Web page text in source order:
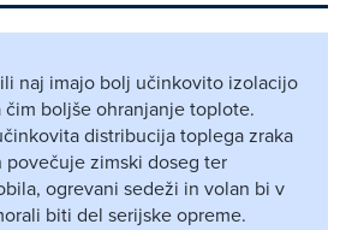
naj imajo bolj učinkovito izolacijo
boljše ohranjanje toplote.
distribucija toplega zraka
zimski doseg ter
ogrevani sedeži in volan bi v
biti del serijske opreme.